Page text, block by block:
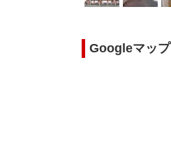
Googleマップ